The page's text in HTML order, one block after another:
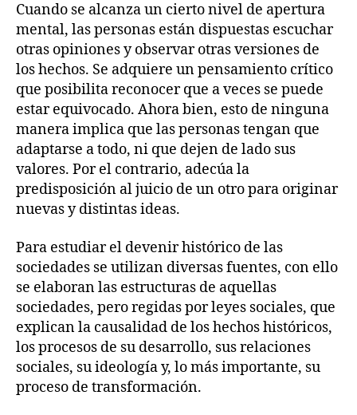
Cuando se alcanza un cierto nivel de apertura
mental, las personas están dispuestas escuchar
otras opiniones y observar otras versiones de
los hechos. Se adquiere un pensamiento crítico
que posibilita reconocer que a veces se puede
estar equivocado. Ahora bien, esto de ninguna
manera implica que las personas tengan que
adaptarse a todo, ni que dejen de lado sus
valores. Por el contrario, adecúa la
predisposición al juicio de un otro para originar
nuevas y distintas ideas.
Para estudiar el devenir histórico de las
sociedades se utilizan diversas fuentes, con ello
se elaboran las estructuras de aquellas
sociedades, pero regidas por leyes sociales, que
explican la causalidad de los hechos históricos,
los procesos de su desarrollo, sus relaciones
sociales, su ideología y, lo más importante, su
proceso de transformación.